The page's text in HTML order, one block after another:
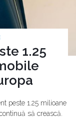
1.25
peste 1.25 milioane
să crească.